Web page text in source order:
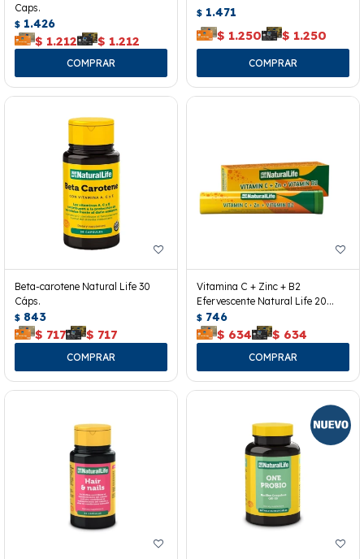
Caps.
$ 1.426
$ 1.212 $ 1.212
$ 1.471
$ 1.250 $ 1.250
Beta-carotene Natural Life 30
Cáps.
$ 843
$ 717 $ 717
Vitamina C + Zinc + B2
Efervescente Natural Life 20
Tabletas
$ 746
$ 634 $ 634